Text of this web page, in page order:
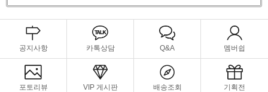
공지사항 카톡상담 Q&A 멤버쉽
포토리뷰 VIP 게시판 배송조회 기획전